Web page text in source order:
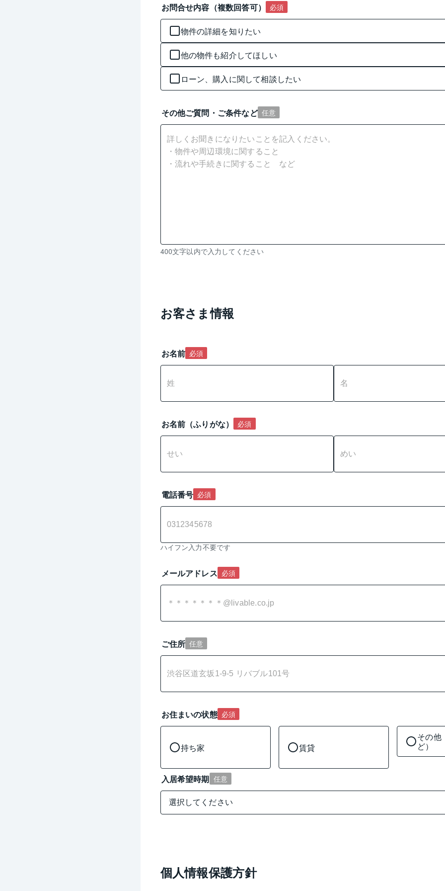
お問合せ内容（複数回答可） 必須
物件の詳細を知りたい
他の物件も紹介してほしい
ローン、購入に関して相談したい
その他ご質問・ご条件など 任意
残
入
力
400文字以内で入力してください
お客さま情報
お名前 必須
お名前（ふりがな） 必須
電話番号 必須
ハイフン入力不要です
メールアドレス 必須
ご住所 任意
お住まいの状態 必須
持ち家 賃貸
その他
ど）
入居希望時期 任意
個人情報保護方針